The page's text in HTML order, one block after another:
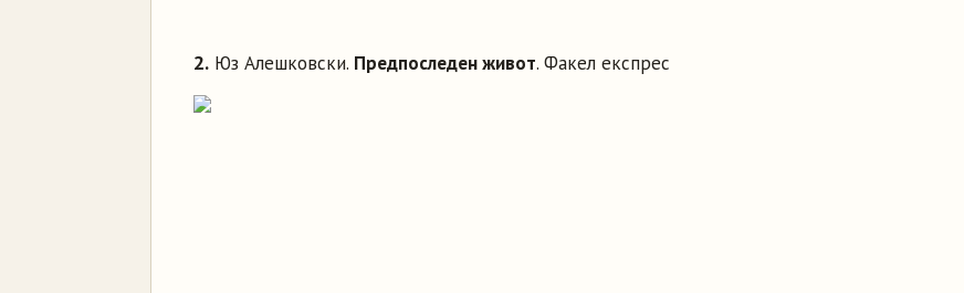
2. Юз Алешковски. Предпоследен живот. Факел експрес